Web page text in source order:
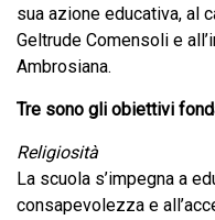
sua azione educativa, al
Geltrude Comensoli e
Ambrosiana.
Tre sono gli obiettivi
Religiosità
La scuola s’impegna a
consapevolezza e